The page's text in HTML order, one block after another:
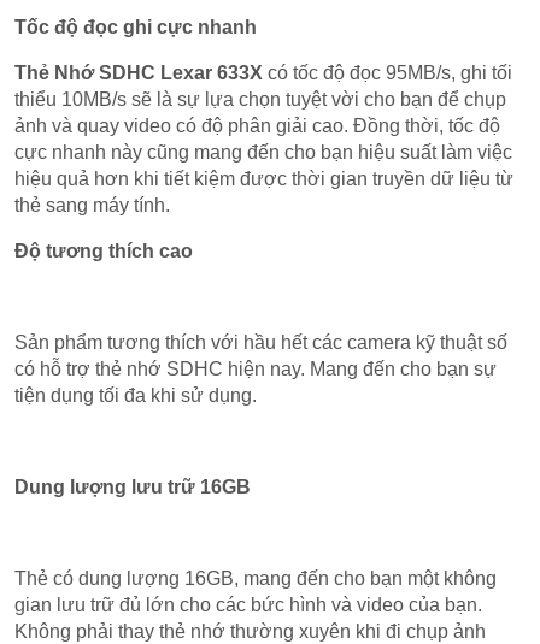
Tốc độ đọc ghi cực nhanh
Thẻ Nhớ SDHC Lexar 633Xcó tốc độ đọc 95MB/s, ghi tối
thiểu 10MB/s sẽ là sự lựa chọn tuyệt vời cho bạn để chụp
ảnh và quay video có độ phân giải cao. Đồng thời, tốc độ
cực nhanh này cũng mang đến cho bạn hiệu suất làm việc
hiệu quả hơn khi tiết kiệm được thời gian truyền dữ liệu từ
thẻ sang máy tính.
Độ tương thích cao
Sản phẩm tương thích với hầu hết các camera kỹ thuật số
có hỗ trợ thẻ nhớ SDHC hiện nay. Mang đến cho bạn sự
tiện dụng tối đa khi sử dụng.
Dung lượng lưu trữ 16GB
Thẻ có dung lượng 16GB, mang đến cho bạn một không
gian lưu trữ đủ lớn cho các bức hình và video của bạn.
Không phải thay thẻ nhớ thường xuyên khi đi chụp ảnh